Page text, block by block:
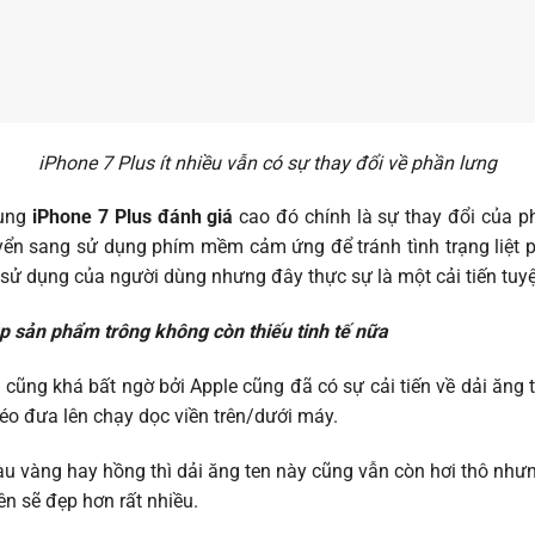
iPhone 7 Plus ít nhiều vẫn có sự thay đổi về phần lưng
iPhone 7 Plus đánh giá cao đó chính là sự thay đổi của
sang sử dụng phím mềm cảm ứng để tránh tình trạng liệt
dụng của người dùng nhưng đây thực sự là một cải tiến
sản phẩm trông không còn thiếu tinh tế nữa
khá bất ngờ bởi Apple cũng đã có sự cải tiến về dải ăng
đưa lên chạy dọc viền trên/dưới máy.
vàng hay hồng thì dải ăng ten này cũng vẫn còn hơi thô
sẽ đẹp hơn rất nhiều.